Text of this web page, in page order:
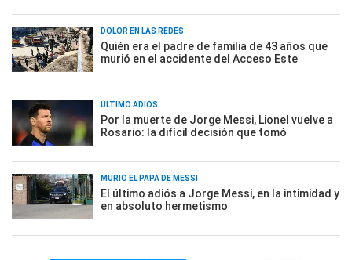
DOLOR EN LAS REDES
Quién era el padre de familia de 43 años que
murió en el accidente del Acceso Este
ÚLTIMO ADIÓS
Por la muerte de Jorge Messi, Lionel vuelve a
Rosario: la difícil decisión que tomó
MURIÓ EL PAPÁ DE MESSI
El último adiós a Jorge Messi, en la intimidad y
en absoluto hermetismo